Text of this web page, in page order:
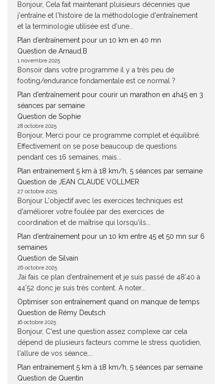
Bonjour, Cela fait maintenant pluisieurs décennies que
j'entraîne et l'histoire de la méthodologie d'entraînement
et la terminologie utilisée est d'une...
Plan d’entraînement pour un 10 km en 40 mn
Question de Arnaud.B
1 novembre 2025
Bonsoir dans votre programme il y a très peu de
footing/endurance fondamentale est ce normal ?
Plan d’entraînement pour courir un marathon en 4h45 en 3
séances par semaine
Question de Sophie
28 octobre 2025
Bonjour, Merci pour ce programme complet et équilibré.
Effectivement on se pose beaucoup de questions
pendant ces 16 semaines, mais...
Plan entrainement 5 km à 18 km/h, 5 séances par semaine
Question de JEAN CLAUDE VOLLMER
27 octobre 2025
Bonjour L'objectif avec les exercices techniques est
d'améliorer votre foulée par des exercices de
coordination et de maîtrise qui lorsqu'ils...
Plan d’entraînement pour un 10 km entre 45 et 50 mn sur 6
semaines
Question de Silvain
26 octobre 2025
J’ai fais ce plan d’entraînement et je suis passé de 48’40 à
44’52 donc je suis très content. A noter...
Optimiser son entraînement quand on manque de temps
Question de Rémy Deutsch
16 octobre 2025
Bonjour, C'est une question assez complexe car cela
dépend de plusieurs facteurs comme le stress quotidien,
l'allure de vos séance,...
Plan entrainement 5 km à 18 km/h, 5 séances par semaine
Question de Quentin